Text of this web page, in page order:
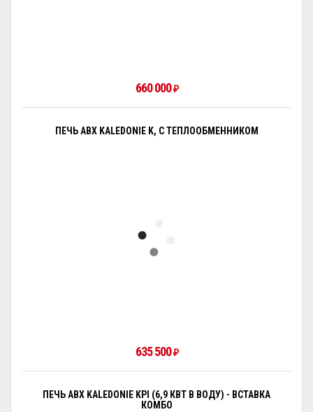
660 000₽
ПЕЧЬ ABX KALEDONIE K, С ТЕПЛООБМЕННИКОМ
635 500₽
ПЕЧЬ ABX KALEDONIE KPI (6,9 КВТ В ВОДУ) - ВСТАВКА
КОМБО